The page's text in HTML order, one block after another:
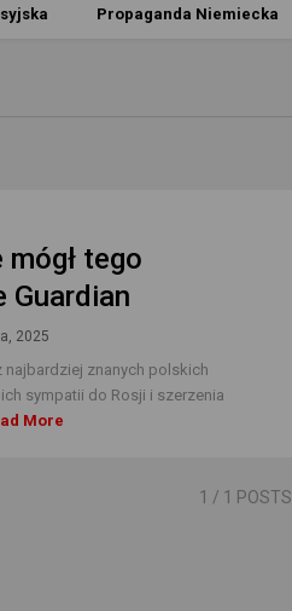
Propaganda Niemiecka
tego
Guardian
2025
znanych polskich
sympatii do Rosji i szerzenia
More
1 / 1 POSTS